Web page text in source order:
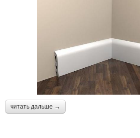
читать дальше →